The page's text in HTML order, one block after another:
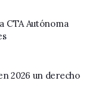
CTA Autónoma
2026 un derecho